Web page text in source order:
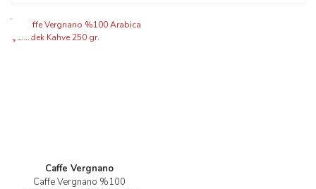
Caffe Vergnano
Caffe Vergnano %100